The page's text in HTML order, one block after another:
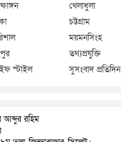
খেলাধুলা
চট্টগ্রাম
ময়মনসিংহ
তথ্যপ্রযুক্তি
স্টাইল সুসংবাদ প্রতিদিন
রহিম